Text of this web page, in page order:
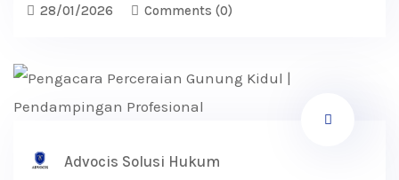
28/01/2026 Comments (0)
Advocis Solusi Hukum